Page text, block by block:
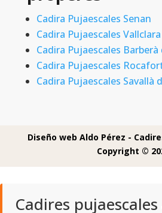
Cadira Pujaescales Senan
Cadira Pujaescales Vallclara
Cadira Pujaescales Barberà
Cadira Pujaescales
Cadira Pujaescales Savallà
Diseño web Aldo Pérez -
Copyright ©
Cadires